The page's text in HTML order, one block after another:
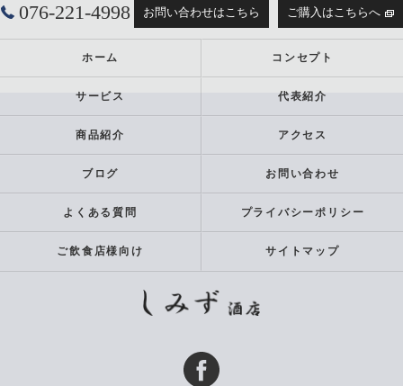
076-221-4998 お問い合わせはこちら ご購入はこちらへ
ホーム コンセプト
サービス 代表紹介
商品紹介 アクセス
ブログ お問い合わせ
よくある質問 プライバシーポリシー
ご飲食店様向け サイトマップ